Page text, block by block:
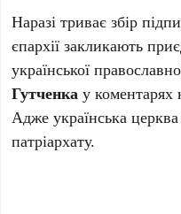
Наразі триває збір
єпархії закликають
української
Гутченка у коментарях
Адже українська
патріархату.